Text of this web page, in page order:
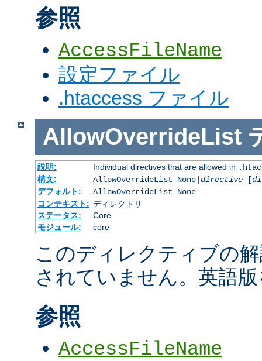
参照
AccessFileName
設定ファイル
.htaccess ファイル
AllowOverrideList
説明: Individual directives that are allowed in
構文:
AllowOverrideList None| directive[
デフォルト:
AllowOverrideList None
コンテキスト: ディレクトリ
ステータス:
Core
モジュール:
core
このディレクティブの
されていません。英語
参照
AccessFileName